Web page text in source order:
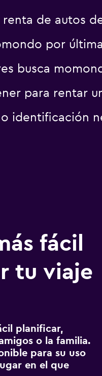
de autos
por
busca
para rentar
identificación
fácil
tu viaje
planificar,
o la familia.
para su uso
en el que